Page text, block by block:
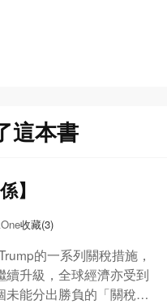
這本書
】
收藏(3)
的一系列關稅措施，
續升級，全球經濟亦受到
未能分出勝負的「關稅